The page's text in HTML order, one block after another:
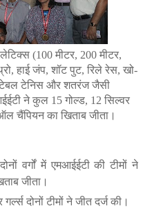
(100 मीटर, 200 मीटर,
हाई जंप, शॉट पुट, रिले रेस, खो-
टेबल टेनिस और शतरंज जैसी
ने कुल 15 गोल्ड, 12 सिल्वर
चैंपियन का खिताब जीता।
वर्गों में एमआईईटी की टीमों ने
जीता।
दोनों टीमों ने जीत दर्ज की।